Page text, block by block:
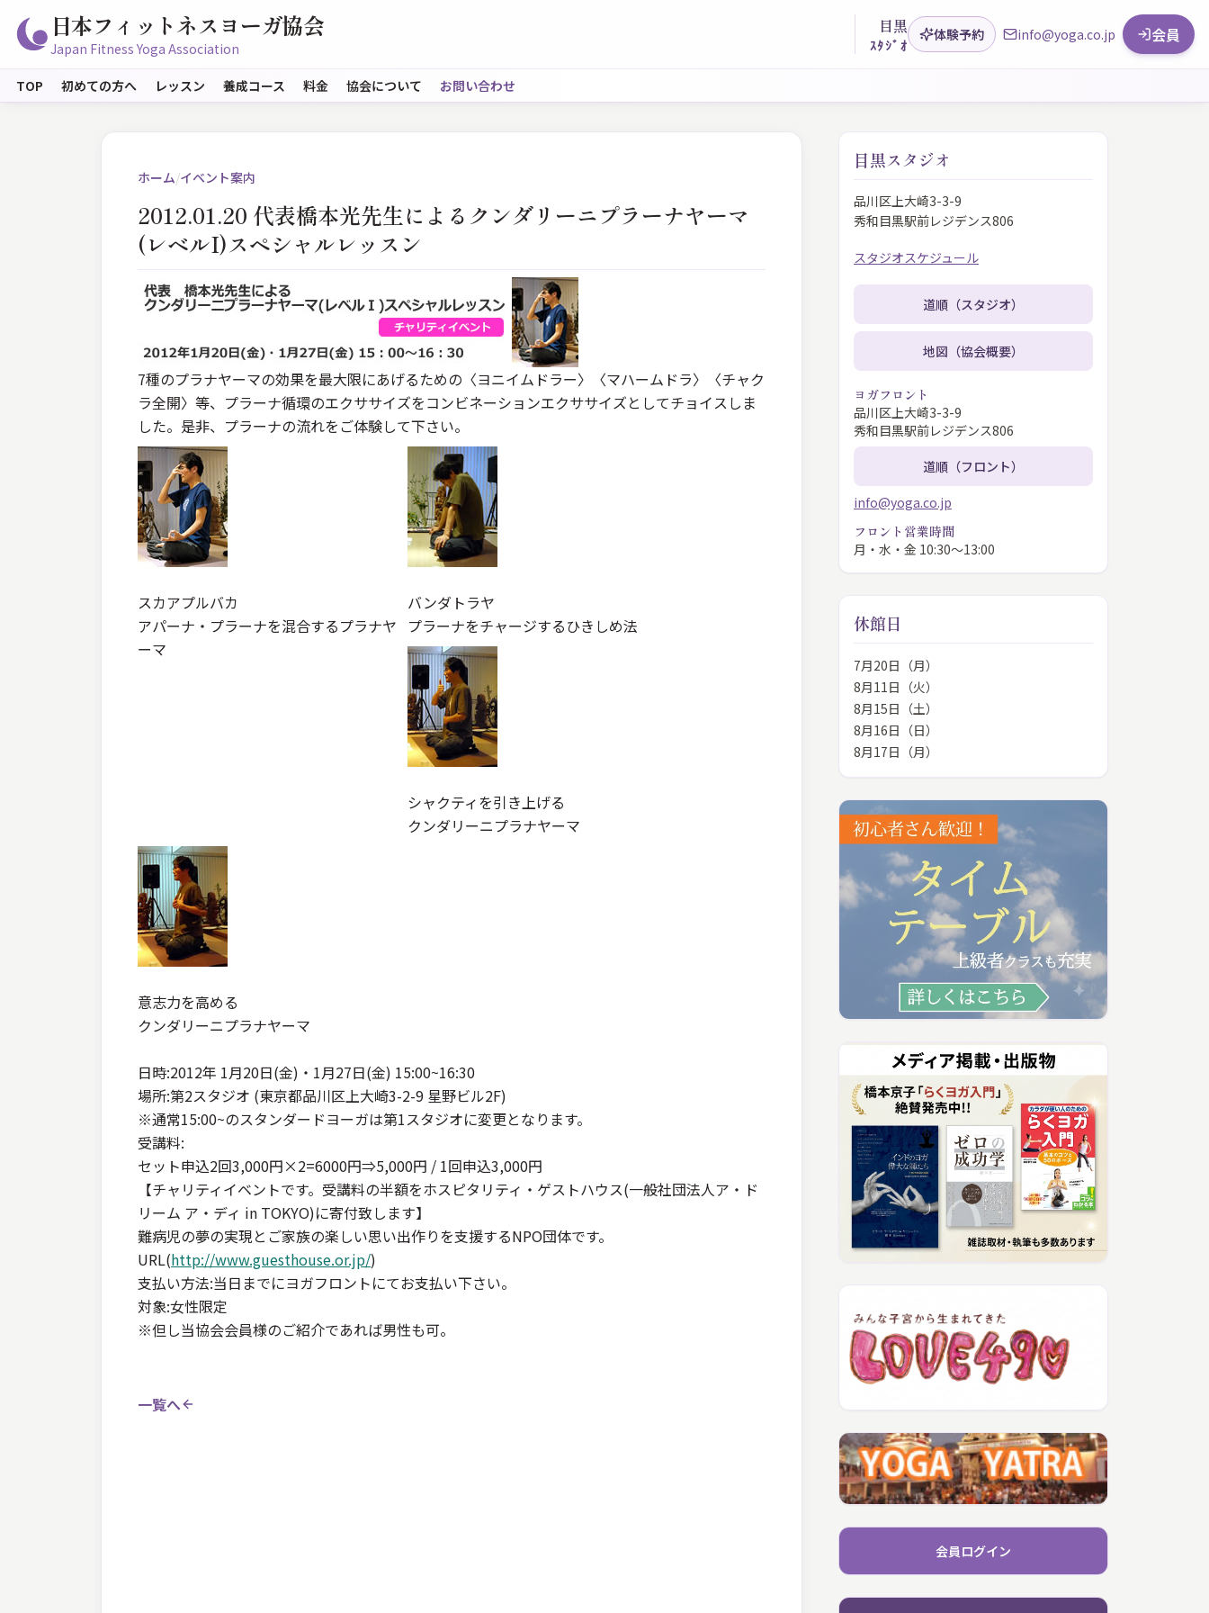
日本フィットネスヨーガ協会
Japan Fitness Yoga Association
目黒
ｽﾀｼﾞｵ
体験予約 info@yoga.co.jp 会員
TOP 初めての方へ レッスン 養成コース 料金 協会について お問い合わせ
ホーム/イベント案内
2012.01.20 代表橋本光先生によるクンダリーニプラーナヤーマ
(レベルI)スペシャルレッスン
7種のプラナヤーマの効果を最大限にあげるための〈ヨニイムドラー〉〈マハームドラ〉〈チャク
ラ全開〉等、プラーナ循環のエクササイズをコンビネーションエクササイズとしてチョイスしま
した。是非、プラーナの流れをご体験して下さい。
スカアプルバカ
アパーナ・プラーナを混合するプラナヤ
ーマ
バンダトラヤ
プラーナをチャージするひきしめ法
シャクティを引き上げる
クンダリーニプラナヤーマ
意志力を高める
クンダリーニプラナヤーマ
日時:2012年 1月20日(金)・1月27日(金) 15:00~16:30
場所:第2スタジオ (東京都品川区上大崎3-2-9 星野ビル2F)
※通常15:00~のスタンダードヨーガは第1スタジオに変更となります。
受講料:
セット申込2回3,000円×2=6000円⇒5,000円 / 1回申込3,000円
【チャリティイベントです。受講料の半額をホスピタリティ・ゲストハウス(一般社団法人ア・ド
リーム ア・ディ in TOKYO)に寄付致します】
難病児の夢の実現とご家族の楽しい思い出作りを支援するNPO団体です。
URL(http://www.guesthouse.or.jp/)
支払い方法:当日までにヨガフロントにてお支払い下さい。
対象:女性限定
※但し当協会会員様のご紹介であれば男性も可。
一覧へ
目黒スタジオ
品川区上大崎3-3-9
秀和目黒駅前レジデンス806
スタジオスケジュール
道順（スタジオ）
地図（協会概要）
ヨガフロント
品川区上大崎3-3-9
秀和目黒駅前レジデンス806
道順（フロント）
info@yoga.co.jp
フロント営業時間
月・水・金 10:30〜13:00
休館日
7月20日（月）
8月11日（火）
8月15日（土）
8月16日（日）
8月17日（月）
会員ログイン